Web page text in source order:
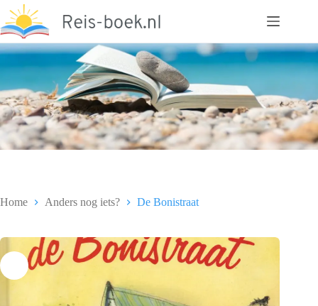
naar
de
inhoud
Home Anders nog iets? De Bonistraat